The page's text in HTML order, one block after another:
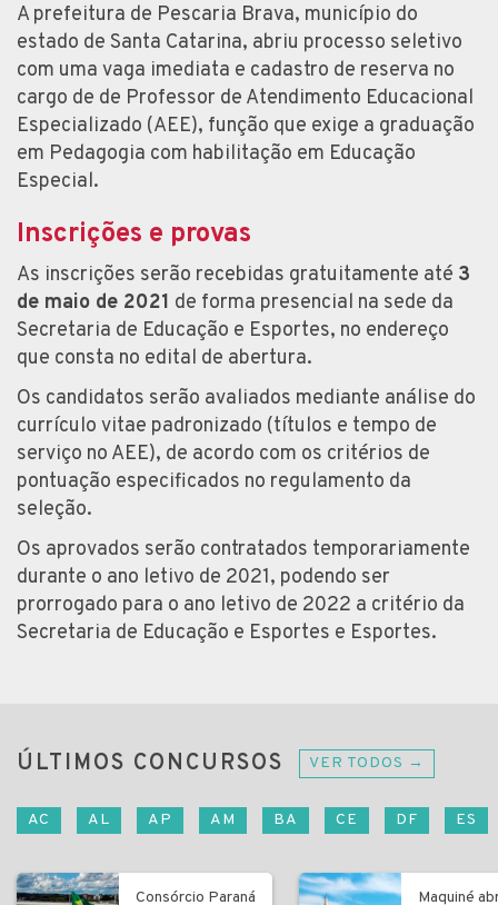
A prefeitura de Pescaria Brava, município do
estado de Santa Catarina, abriu processo seletivo
com uma vaga imediata e cadastro de reserva no
cargo de de Professor de Atendimento Educacional
Especializado (AEE), função que exige a graduação
em Pedagogia com habilitação em Educação
Especial.
Inscrições e provas
As inscrições serão recebidas gratuitamente até 3
de maio de 2021 de forma presencial na sede da
Secretaria de Educação e Esportes, no endereço
que consta no edital de abertura.
Os candidatos serão avaliados mediante análise do
currículo vitae padronizado (títulos e tempo de
serviço no AEE), de acordo com os critérios de
pontuação especificados no regulamento da
seleção.
Os aprovados serão contratados temporariamente
durante o ano letivo de 2021, podendo ser
prorrogado para o ano letivo de 2022 a critério da
Secretaria de Educação e Esportes e Esportes.
ÚLTIMOS CONCURSOS VER TODOS →
AC AL AP AM BA CE DF ES
Consórcio Paraná Maquiné